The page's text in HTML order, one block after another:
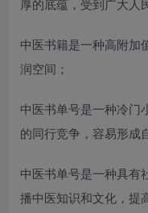
中医书籍是一种高附加
润空间；
中医书单号是一种冷门
的同行竞争，容易形成
中医书单号是一种具有
播中医知识和文化，提